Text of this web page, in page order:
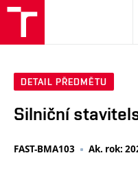
DETAIL PŘEDMĚTU
Silniční
FAST-BMA103 Ak. rok: